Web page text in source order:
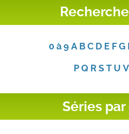
0 à 9 A B C D E F G
P Q R S T U V
Séries